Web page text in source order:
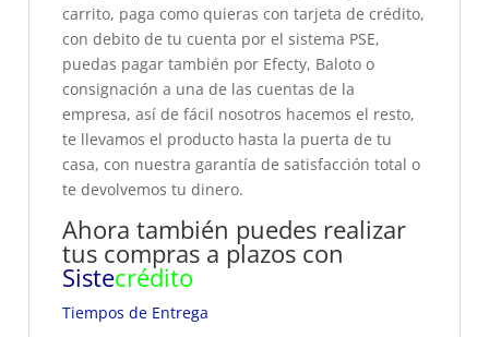
carrito, paga como quieras con tarjeta de crédito,
con debito de tu cuenta por el sistema PSE,
puedas pagar también por Efecty, Baloto o
consignación a una de las cuentas de la
empresa, así de fácil nosotros hacemos el resto,
te llevamos el producto hasta la puerta de tu
casa, con nuestra garantía de satisfacción total o
te devolvemos tu dinero.
Ahora también puedes realizar
tus compras a plazos con
Sistecrédito
Tiempos de Entrega